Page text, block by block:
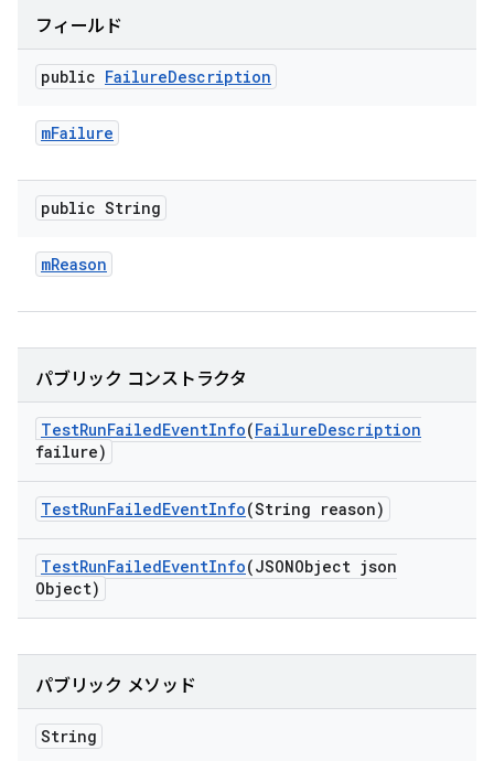
フィールド
public FailureDescription
mFailure
public String
mReason
パブリック コンストラクタ
TestRunFailedEventInfo(FailureDescription
failure)
TestRunFailedEventInfo(String reason)
TestRunFailedEventInfo(JSONObject json
Object)
パブリック メソッド
String